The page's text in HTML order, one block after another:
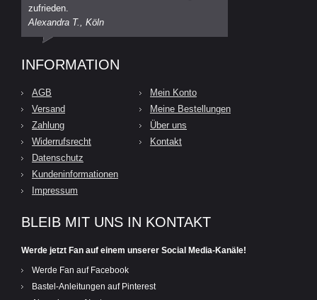
zufrieden.
Alexandra T., Köln
INFORMATION
AGB
Versand
Zahlung
Widerrufsrecht
Datenschutz
Kundeninformationen
Impressum
Mein Konto
Meine Bestellungen
Über uns
Kontakt
BLEIB MIT UNS IN KONTAKT
Werde jetzt Fan auf einem unserer Social Media-Kanäle!
Werde Fan auf Facebook
Bastel-Anleitungen auf Pinterest